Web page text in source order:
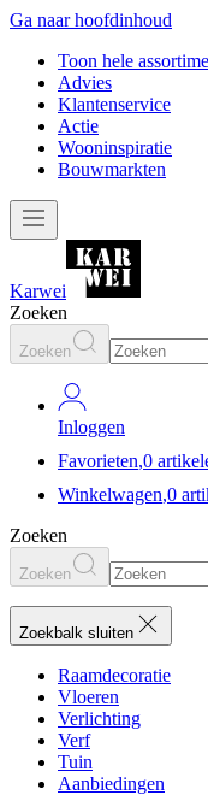
Ga naar hoofdinhoud
Toon hele
Advies
Klantenservice
Actie
Wooninspiratie
Bouwmarkten
Karwei
Zoeken
Zoeken
Inloggen
Favorieten,0
Winkelwagen,0
Zoeken
Zoeken
Zoekbalk sluiten
Raamdecoratie
Vloeren
Verlichting
Verf
Tuin
Aanbiedingen